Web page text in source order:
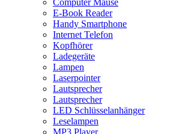
Computer Mäuse
E-Book Reader
Handy Smartphone
Internet Telefon
Kopfhörer
Ladegeräte
Lampen
Laserpointer
Lautsprecher
Lautsprecher
LED Schlüsselanhänger
Leselampen
MP3 Player